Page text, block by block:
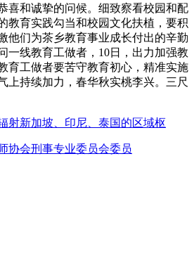
喜和诚挚的问候。细致察看校园和配
教育实践勾当和校园文化扶植，要积
他们为茶乡教育事业成长付出的辛勤
一线教育工做者，10日，出力加强教
育工做者要苦守教育初心，精准实施
上持续加力，春华秋实桃李兴。三尺
射新加坡、印尼、泰国的区域枢
协会刑事专业委员会委员